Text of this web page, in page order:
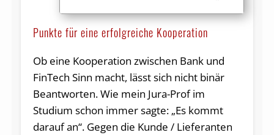
Punkte für eine erfolgreiche Kooperation
Ob eine Kooperation zwischen Bank und
FinTech Sinn macht, lässt sich nicht binär
Beantworten. Wie mein Jura-Prof im
Studium schon immer sagte: „Es kommt
darauf an“. Gegen die Kunde / Lieferanten